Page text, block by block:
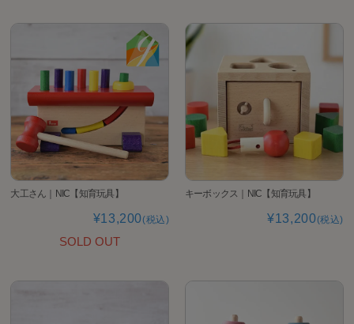
大工さん｜NIC【知育玩具】
¥13,200(税込)
SOLD OUT
キーボックス｜NIC【知育玩具】
¥13,200(税込)